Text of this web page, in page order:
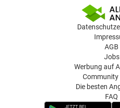
AGB
Jobs
Werbung auf
Community
Die besten
FAQ